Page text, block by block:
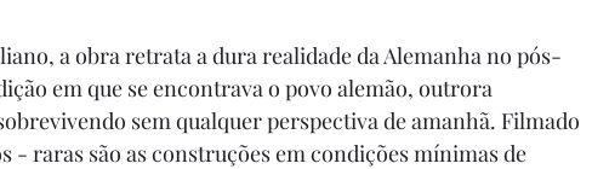
a obra retrata a dura realidade da Alemanha no pós-
em que se encontrava o povo alemão, outrora
sem qualquer perspectiva de amanhã. Filmado
- raras são as construções em condições mínimas de